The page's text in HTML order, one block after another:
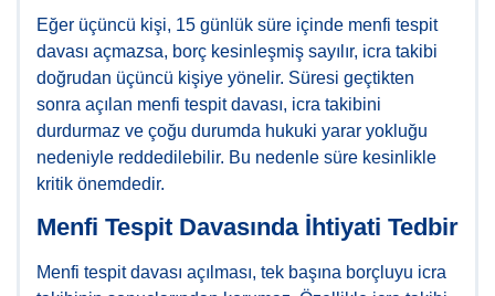
Eğer üçüncü kişi, 15 günlük süre içinde menfi tespit
davası açmazsa, borç kesinleşmiş sayılır, icra takibi
doğrudan üçüncü kişiye yönelir. Süresi geçtikten
sonra açılan menfi tespit davası, icra takibini
durdurmaz ve çoğu durumda hukuki yarar yokluğu
nedeniyle reddedilebilir. Bu nedenle süre kesinlikle
kritik önemdedir.
Menfi Tespit Davasında İhtiyati Tedbir
Menfi tespit davası açılması, tek başına borçluyu icra